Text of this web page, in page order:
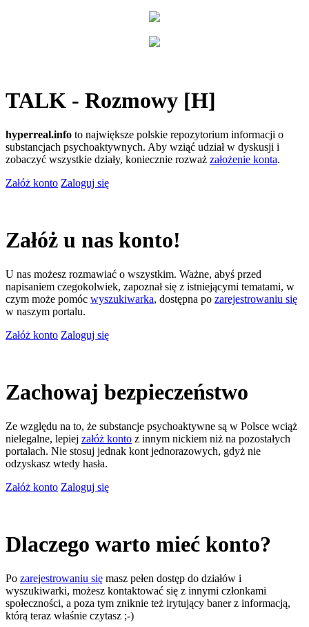
TALK - Rozmowy [H]
hyperreal.info to największe polskie repozytorium informacji o
substancjach psychoaktywnych. Aby wziąć udział w dyskusji i
zobaczyć wszystkie działy, koniecznie rozważ założenie konta.
Załóż konto Zaloguj się
Załóż u nas konto!
U nas możesz rozmawiać o wszystkim. Ważne, abyś przed
napisaniem czegokolwiek, zapoznał się z istniejącymi tematami, w
czym może pomóc wyszukiwarka, dostępna po zarejestrowaniu się
w naszym portalu.
Załóż konto Zaloguj się
Zachowaj bezpieczeństwo
Ze względu na to, że substancje psychoaktywne są w Polsce wciąż
nielegalne, lepiej załóż konto z innym nickiem niż na pozostałych
portalach. Nie stosuj jednak kont jednorazowych, gdyż nie
odzyskasz wtedy hasła.
Załóż konto Zaloguj się
Dlaczego warto mieć konto?
Po zarejestrowaniu się masz pełen dostęp do działów i
wyszukiwarki, możesz kontaktować się z innymi członkami
społeczności, a poza tym zniknie też irytujący baner z informacją,
którą teraz właśnie czytasz ;-)